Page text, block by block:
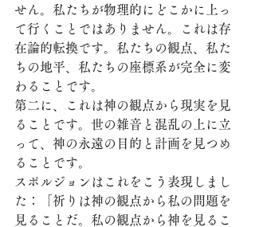
せん。私たちが物理的にどこかに上っ
て行くことではありません。これは存
在論的転換です。私たちの観点、私た
ちの地平、私たちの座標系が完全に変
わることです。
第二に、これは神の観点から現実を見
ることです。世の雑音と混乱の上に立
って、神の永遠の目的と計画を見つめ
ることです。
スポルジョンはこれをこう表現しまし
た：「祈りは神の観点から私の問題を
見ることだ。私の観点から神を見るこ